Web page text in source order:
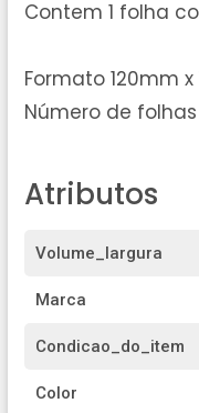
Contem 1 folha
Formato 120mm x
Número de folhas
Atributos
Volume_largura
Marca
Condicao_do_item
Color